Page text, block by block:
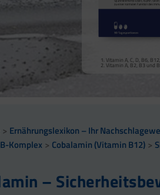
Vitamin A, C, D, B6,
Vitamin A, B2, B3 und
Selen, Zink und Biotin
Selen und Zink tragen
Vitamin C, E, B2,
sowie zu einem
Vitamin B2 und Biotin
Vitamin D und Zink
Ernährungslexikon – Ihr
Komplex
Cobalamin (Vitamin B12)
–